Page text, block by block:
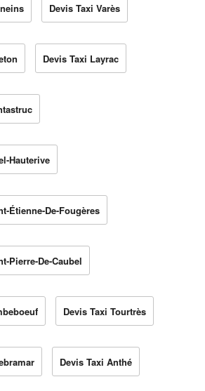
Devis Taxi Varès
Devis Taxi Layrac
Hauterive
Étienne-De-Fougères
Pierre-De-Caubel
Devis Taxi Tourtrès
Devis Taxi Anthé